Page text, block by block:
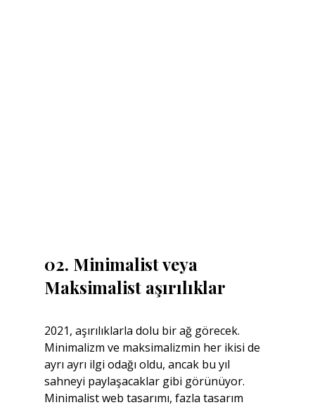
02. Minimalist veya
Maksimalist aşırılıklar
2021, aşırılıklarla dolu bir ağ görecek.
Minimalizm ve maksimalizmin her ikisi de
ayrı ayrı ilgi odağı oldu, ancak bu yıl
sahneyi paylaşacaklar gibi görünüyor.
Minimalist web tasarımı, fazla tasarım